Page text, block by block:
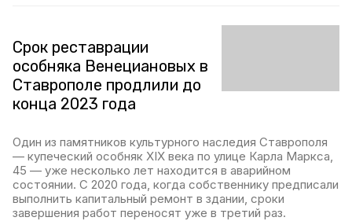
Срок реставрации
особняка Венециановых в
Ставрополе продлили до
конца 2023 года
Один из памятников культурного наследия Ставрополя
— купеческий особняк XIX века по улице Карла Маркса,
45 — уже несколько лет находится в аварийном
состоянии. С 2020 года, когда собственнику предписали
выполнить капитальный ремонт в здании, сроки
завершения работ переносят уже в третий раз.